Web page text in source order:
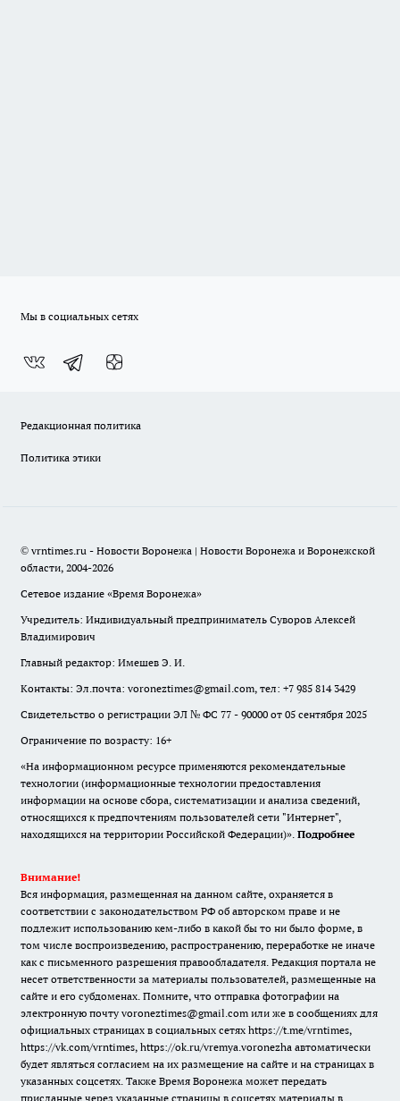
Мы в социальных сетях
Редакционная политика
Политика этики
© vrntimes.ru - Новости Воронежа | Новости Воронежа и Воронежской
области, 2004-2026
Сетевое издание «Время Воронежа»
Учредитель: Индивидуальный предприниматель Суворов Алексей
Владимирович
Главный редактор: Имешев Э. И.
Контакты: Эл.почта: voroneztimes@gmail.com, тел: +7 985 814 3429
Свидетельство о регистрации ЭЛ № ФС 77 - 90000 от 05 сентября 2025
Ограничение по возрасту: 16+
«На информационном ресурсе применяются рекомендательные
технологии (информационные технологии предоставления
информации на основе сбора, систематизации и анализа сведений,
относящихся к предпочтениям пользователей сети "Интернет",
находящихся на территории Российской Федерации)». Подробнее
Внимание!
Вся информация, размещенная на данном сайте, охраняется в
соответствии с законодательством РФ об авторском праве и не
подлежит использованию кем-либо в какой бы то ни было форме, в
том числе воспроизведению, распространению, переработке не иначе
как с письменного разрешения правообладателя. Редакция портала не
несет ответственности за материалы пользователей, размещенные на
сайте и его субдоменах. Помните, что отправка фотографии на
электронную почту voroneztimes@gmail.com или же в сообщениях для
официальных страницах в социальных сетях https://t.me/vrntimes,
https://vk.com/vrntimes, https://ok.ru/vremya.voronezha автоматически
будет являться согласием на их размещение на сайте и на страницах в
указанных соцсетях. Также Время Воронежа может передать
присланные через указанные страницы в соцсетях материалы в